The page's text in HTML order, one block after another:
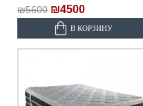
₪5600 ₪4500
В КОРЗИНУ